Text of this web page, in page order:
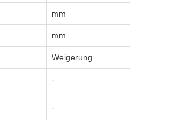
mm
mm
Weigerung
-
-